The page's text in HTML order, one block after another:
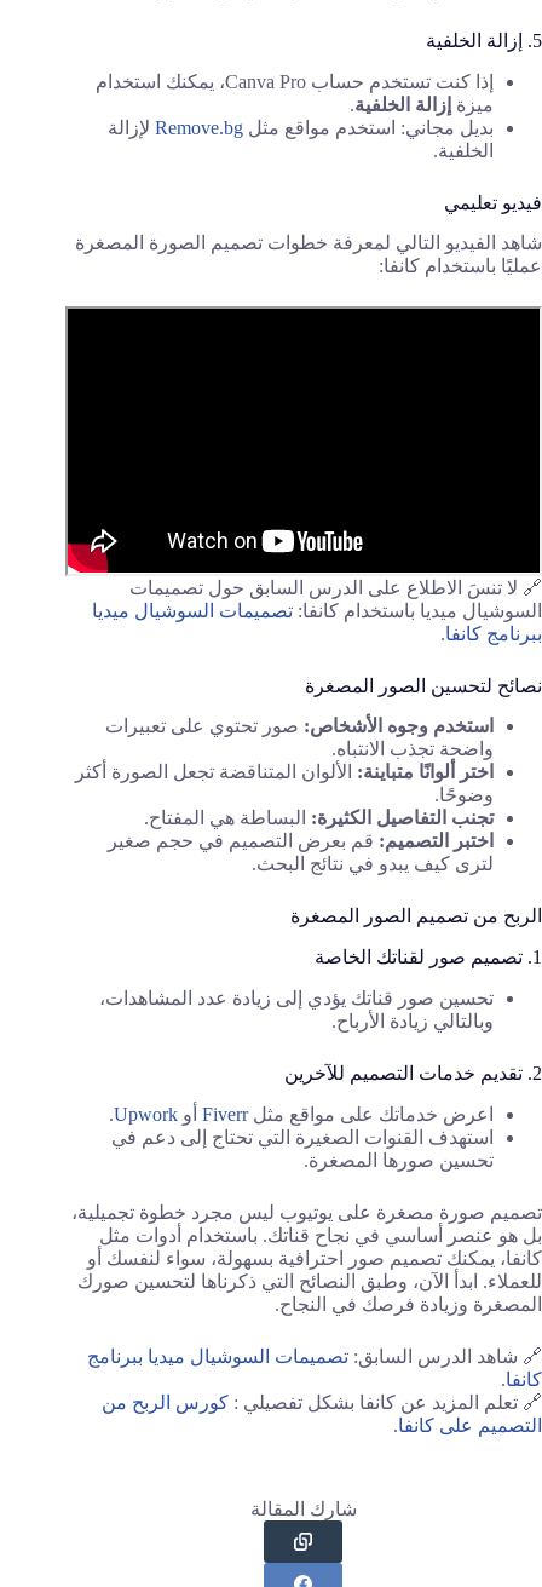
5. إزالة الخلفية
إذا كنت تستخدم حساب Canva Pro، يمكنك استخدام
ميزة إزالة الخلفية.
بديل مجاني: استخدم مواقع مثل Remove.bg لإزالة
الخلفية.
فيديو تعليمي
شاهد الفيديو التالي لمعرفة خطوات تصميم الصورة المصغرة
عمليًا باستخدام كانفا:
🔗 لا تنسَ الاطلاع على الدرس السابق حول تصميمات
السوشيال ميديا باستخدام كانفا: تصميمات السوشيال ميديا
ببرنامج كانفا.
نصائح لتحسين الصور المصغرة
استخدم وجوه الأشخاص: صور تحتوي على تعبيرات
واضحة تجذب الانتباه.
اختر ألوانًا متباينة: الألوان المتناقضة تجعل الصورة أكثر
وضوحًا.
تجنب التفاصيل الكثيرة: البساطة هي المفتاح.
اختبر التصميم: قم بعرض التصميم في حجم صغير
لترى كيف يبدو في نتائج البحث.
الربح من تصميم الصور المصغرة
1. تصميم صور لقناتك الخاصة
تحسين صور قناتك يؤدي إلى زيادة عدد المشاهدات،
وبالتالي زيادة الأرباح.
2. تقديم خدمات التصميم للآخرين
اعرض خدماتك على مواقع مثلFiverr أو Upwork
.
استهدف القنوات الصغيرة التي تحتاج إلى دعم في
تحسين صورها المصغرة.
تصميم صورة مصغرة على يوتيوب ليس مجرد خطوة تجميلية،
بل هو عنصر أساسي في نجاح قناتك. باستخدام أدوات مثل
كانفا، يمكنك تصميم صور احترافية بسهولة، سواء لنفسك أو
للعملاء. ابدأ الآن، وطبق النصائح التي ذكرناها لتحسين صورك
المصغرة وزيادة فرصك في النجاح.
🔗 شاهد الدرس السابق: تصميمات السوشيال ميديا ببرنامج
كانفا.
🔗 تعلم المزيد عن كانفا بشكل تفصيلي : كورس الربح من
التصميم على كانفا.
شارك المقالة